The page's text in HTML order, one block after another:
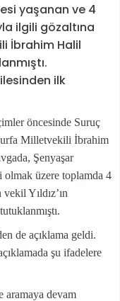
yaşanan ve 4
ilgili gözaltına
İbrahim Halil
ilk
öncesinde Suruç
Milletvekili İbrahim
Şenyaşar
olmak üzere toplamda 4
Yıldız’ın
de açıklama geldi.
şu ifadelere
aramaya devam